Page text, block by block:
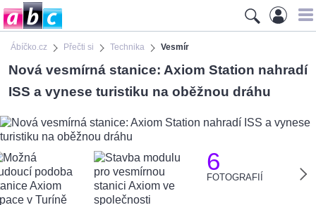
Ábíčko.cz Přečti si Technika Vesmír
Nová vesmírná stanice: Axiom Station nahradí
ISS a vynese turistiku na oběžnou dráhu
6
FOTOGRAFIÍ